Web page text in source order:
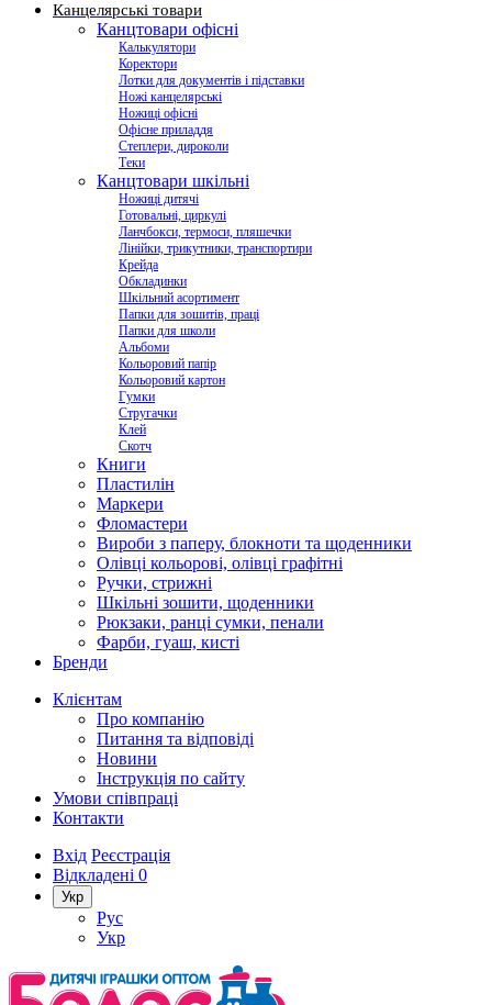
Канцелярські товари
Канцтовари офісні
Калькулятори
Коректори
Лотки для документів і підставки
Ножі канцелярські
Ножиці офісні
Офісне приладдя
Степлери, дироколи
Теки
Канцтовари шкільні
Ножиці дитячі
Готовальні, циркулі
Ланчбокси, термоси, пляшечки
Лінійки, трикутники, транспортири
Крейда
Обкладинки
Шкільний асортимент
Папки для зошитів, праці
Папки для школи
Альбоми
Кольоровий папір
Кольоровий картон
Гумки
Стругачки
Клей
Скотч
Книги
Пластилін
Маркери
Фломастери
Вироби з паперу, блокноти та щоденники
Олівці кольорові, олівці графітні
Ручки, стрижні
Шкільні зошити, щоденники
Рюкзаки, ранці сумки, пенали
Фарби, гуаш, кисті
Бренди
Клієнтам
Про компанію
Питання та відповіді
Новини
Інструкція по сайту
Умови співпраці
Контакти
Вхід Реєстрація
Відкладені 0
Укр
Рус
Укр